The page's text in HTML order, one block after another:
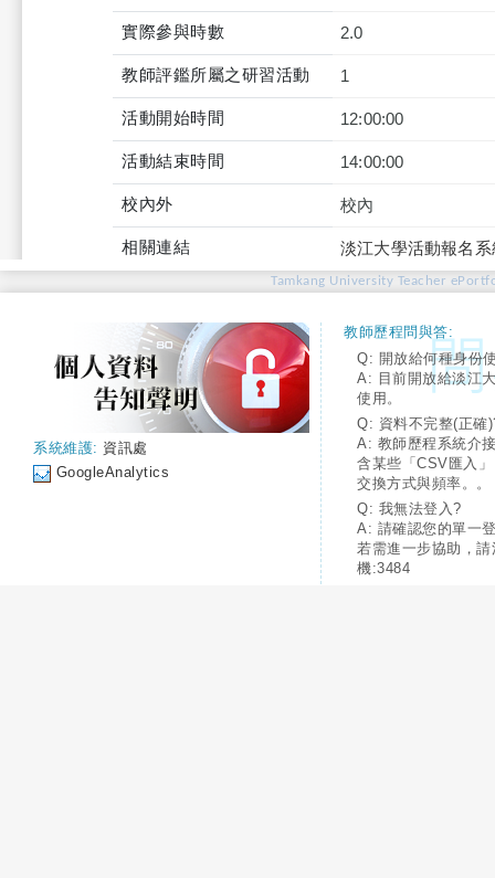
實際參與時數 2.0
教師評鑑所屬之研習活動 1
活動開始時間 12:00:00
活動結束時間 14:00:00
校內外 校內
相關連結 淡江大學活動報名
Tamkang University Teacher
系統維護: 資訊處
GoogleAnalytics
教師歷程問與答:
Q: 開放給何種身份
A: 目前開放給淡江
使用。
Q: 資料不完整(正確
A: 教師歷程系統介
含某些「CSV匯入
交換方式與頻率。。
Q: 我無法登入?
A: 請確認您的單一
若需進一步協助，
機:3484